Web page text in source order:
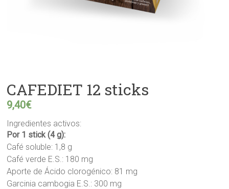
CAFEDIET 12 sticks
9,40€
Ingredientes activos:
Por 1 stick (4 g):
Café soluble: 1,8 g
Café verde E.S.: 180 mg
Aporte de Ácido clorogénico: 81 mg
Garcinia cambogia E.S.: 300 mg